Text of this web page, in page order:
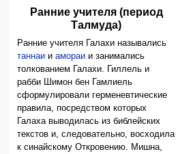
Ранние учителя (период
Талмуда)
Ранние учителя Галахи назывались
таннаи иамораи и занимались
толкованием Галахи. Гиллель и
рабби Шимон бен Гамлиель
сформулировали герменевтические
правила, посредством которых
Галаха выводилась из библейских
текстов и, следовательно, восходила
к синайскому Откровению. Мишна,